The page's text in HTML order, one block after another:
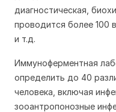
диагностическая,
проводится более 100
и т.д.
Иммуноферментная
определить до 40
человека, включая
зооантропонозные